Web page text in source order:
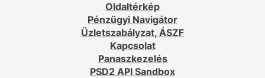
Oldaltérkép
Pénzügyi Navigátor
Üzletszabályzat, ÁSZF
Kapcsolat
Panaszkezelés
PSD2 API Sandbox